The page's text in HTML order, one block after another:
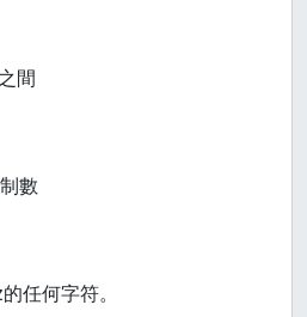
間
數
任何字符。